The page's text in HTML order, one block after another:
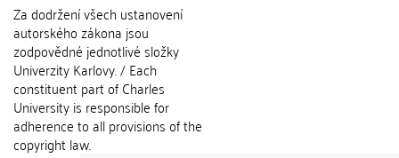
Za dodržení všech ustanovení
autorského zákona jsou
zodpovědné jednotlivé složky
Univerzity Karlovy. / Each
constituent part of Charles
University is responsible for
adherence to all provisions of the
copyright law.